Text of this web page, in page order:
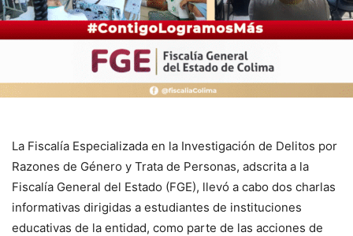
La Fiscalía Especializada en la Investigación de Delitos por
Razones de Género y Trata de Personas, adscrita a la
Fiscalía General del Estado (FGE), llevó a cabo dos charlas
informativas dirigidas a estudiantes de instituciones
educativas de la entidad, como parte de las acciones de